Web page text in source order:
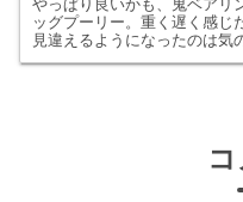
やっぱり良いかも、鬼ベアリ
ッグプーリー。重く遅く感じ
見違えるようになったのは気
ゃないかもしれません⁉